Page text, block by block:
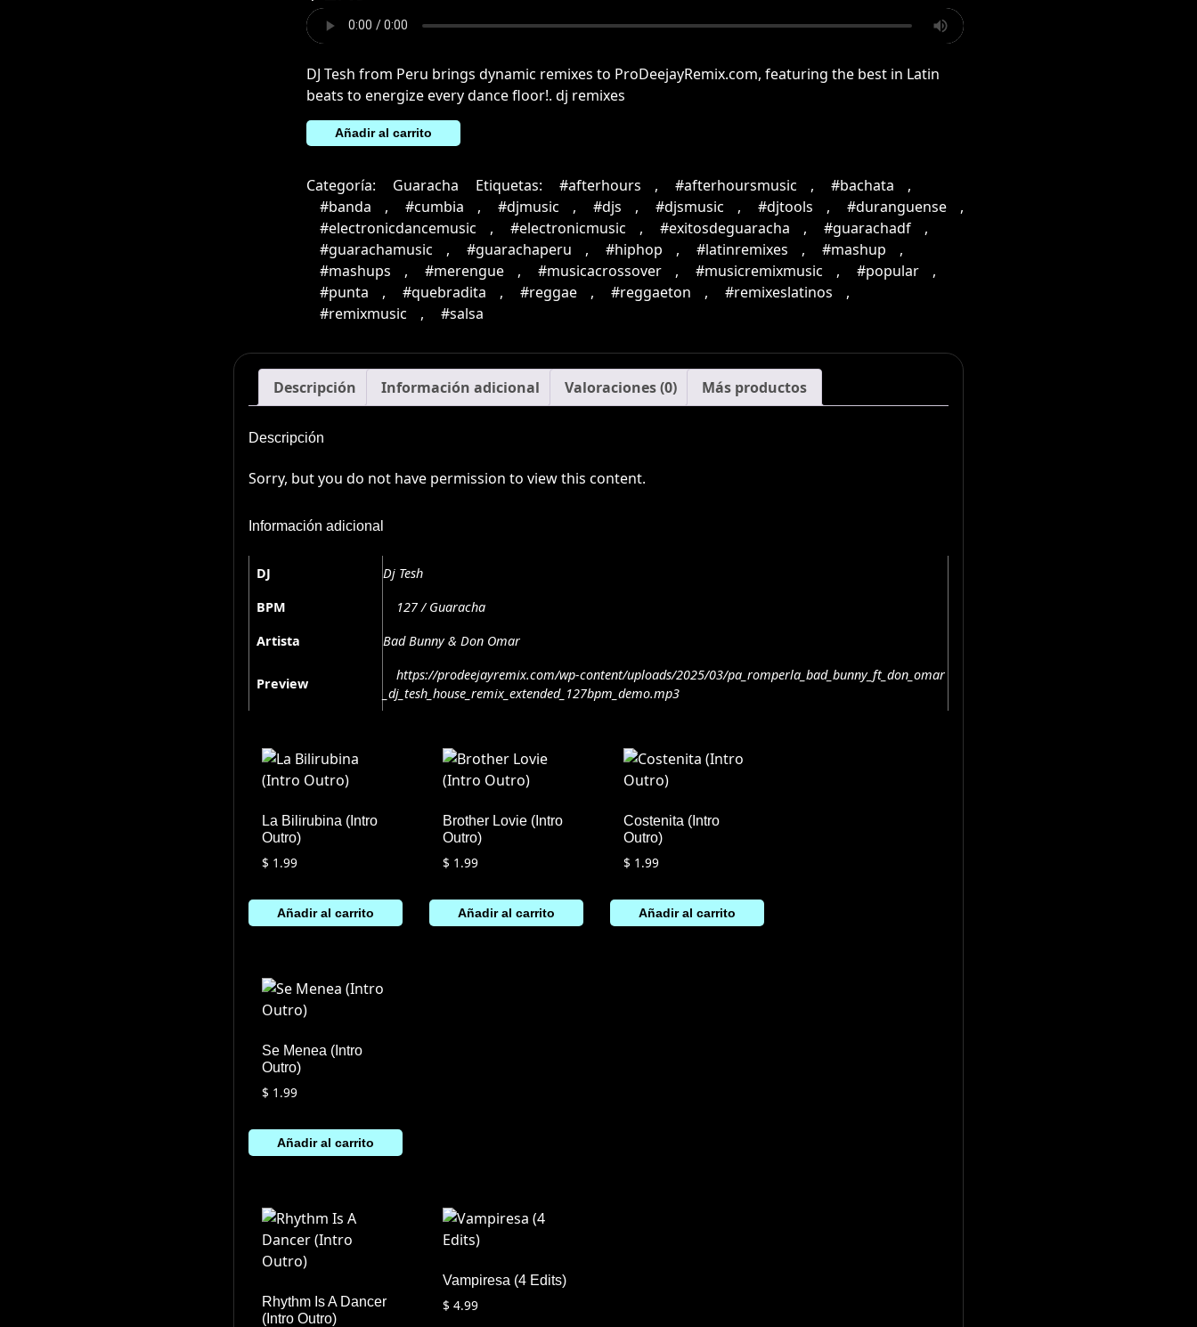
DJ Tesh from Peru brings dynamic remixes to ProDeejayRemix.com, featuring the best in Latin
beats to energize every dance floor!. dj remixes
Pa
Romperla
Remix)
cantidad
Añadir al carrito
Categoría: Guaracha Etiquetas: #afterhours , #afterhoursmusic , #bachata
,
#banda
, #cumbia , #djmusic , #djs , #djsmusic , #djtools , #duranguense
,
#electronicdancemusic
, #electronicmusic , #exitosdeguaracha , #guarachadf
,
#guarachamusic
, #guarachaperu , #hiphop , #latinremixes , #mashup
,
#mashups
, #merengue , #musicacrossover , #musicremixmusic , #popular
,
#punta
, #quebradita , #reggae , #reggaeton , #remixeslatinos
,
#remixmusic
, #salsa
Descripción Información adicional Valoraciones (0) Más productos
Descripción
Sorry, but you do not have permission to view this content.
Información adicional
DJ
Dj Tesh
BPM
127 / Guaracha
Artista
Bad Bunny & Don Omar
Preview
https://prodeejayremix.com/wp-content/uploads/2025/03/pa_romperla_bad_bunny_ft_don_omar
_dj_tesh_house_remix_extended_127bpm_demo.mp3
La Bilirubina (Intro
Outro)
$ 1.99
Añadir al carrito
Brother Lovie (Intro
Outro)
$ 1.99
Añadir al carrito
Costenita (Intro
Outro)
$ 1.99
Añadir al carrito
Se Menea (Intro
Outro)
$ 1.99
Añadir al carrito
Rhythm Is A Dancer
(Intro Outro)
Vampiresa (4 Edits)
$ 4.99